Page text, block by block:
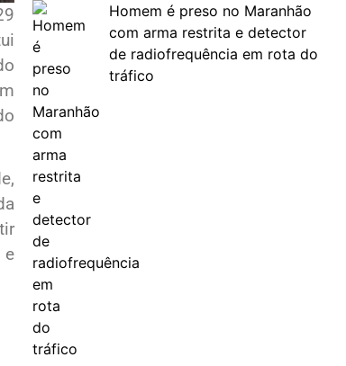
e
Homem é preso no Maranhão
com arma restrita e detector
de radiofrequência em rota do
tráfico